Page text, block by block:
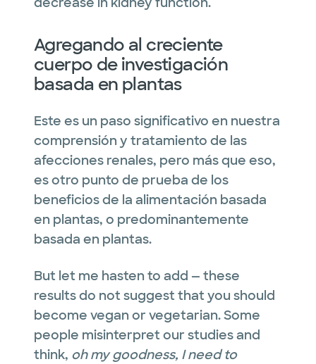
Agregando al creciente
cuerpo de investigación
basada en plantas
Este es un paso significativo en nuestra
comprensión y tratamiento de las
afecciones renales, pero más que eso,
es otro punto de prueba de los
beneficios de la alimentación basada
en plantas, o predominantemente
basada en plantas.
But let me hasten to add — these
results do not suggest that you should
become vegan or vegetarian. Some
people misinterpret our studies and
think, oh my goodness, I need to